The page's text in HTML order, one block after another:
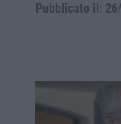
Pubblicato il: